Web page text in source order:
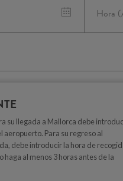
su llegada a Mallorca debe
aeropuerto. Para su regreso al
debe introducir la hora de
haga al menos 3 horas antes de la